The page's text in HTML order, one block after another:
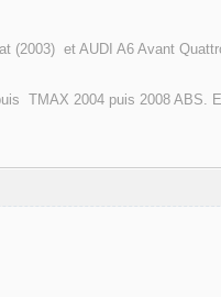
(2003) et AUDI A6 Avant
TMAX 2004 puis 2008 ABS.